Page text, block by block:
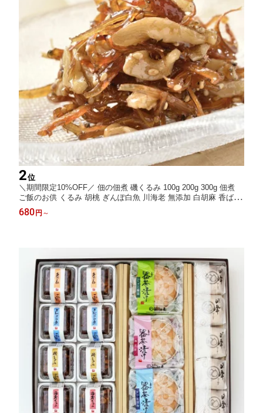
2位
＼期間限定10%OFF／ 佃の佃煮 磯くるみ 100g 200g 300g 佃煮
ご飯のお供 くるみ 胡桃 ぎんぽ白魚 川海老 無添加 白胡麻 香ばし
い和惣菜 ご飯のお供 酒の肴 おつまみ 海鮮珍味 お取り寄せ グル
メ ギフト 贈り物 内祝い お中元 夏ギフト お節 お節料理 おせち料
680 円 ～